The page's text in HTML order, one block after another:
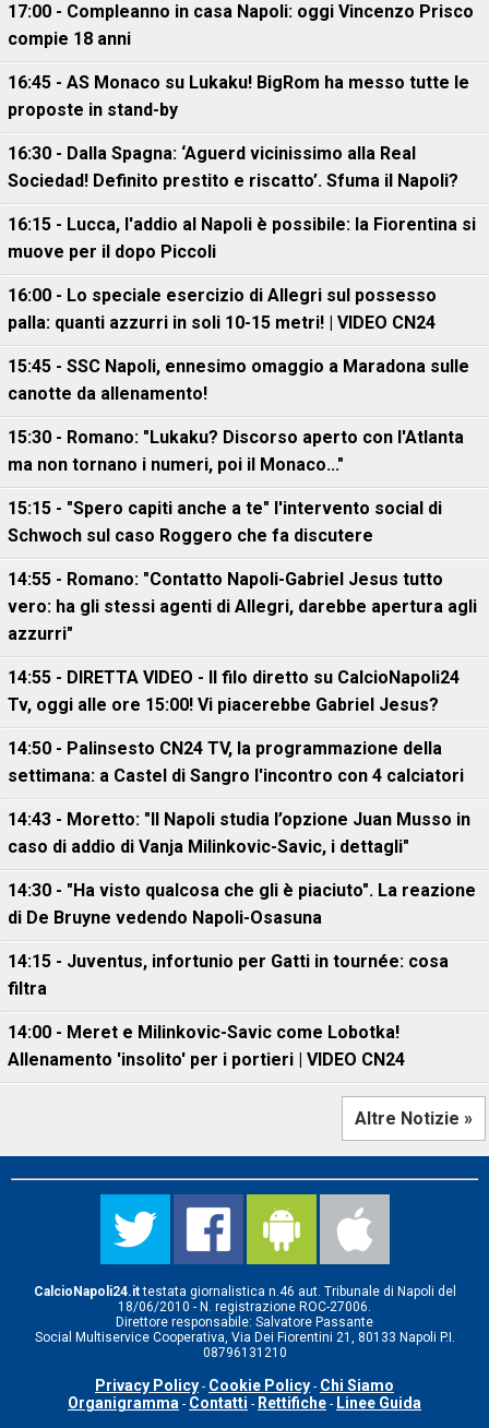
17:00 - Compleanno in casa Napoli: oggi Vincenzo Prisco
compie 18 anni
16:45 - AS Monaco su Lukaku! BigRom ha messo tutte le
proposte in stand-by
16:30 - Dalla Spagna: ‘Aguerd vicinissimo alla Real
Sociedad! Definito prestito e riscatto’. Sfuma il Napoli?
16:15 - Lucca, l'addio al Napoli è possibile: la Fiorentina si
muove per il dopo Piccoli
16:00 - Lo speciale esercizio di Allegri sul possesso
palla: quanti azzurri in soli 10-15 metri! | VIDEO CN24
15:45 - SSC Napoli, ennesimo omaggio a Maradona sulle
canotte da allenamento!
15:30 - Romano: "Lukaku? Discorso aperto con l'Atlanta
ma non tornano i numeri, poi il Monaco..."
15:15 - "Spero capiti anche a te" l'intervento social di
Schwoch sul caso Roggero che fa discutere
14:55 - Romano: "Contatto Napoli-Gabriel Jesus tutto
vero: ha gli stessi agenti di Allegri, darebbe apertura agli
azzurri"
14:55 - DIRETTA VIDEO - Il filo diretto su CalcioNapoli24
Tv, oggi alle ore 15:00! Vi piacerebbe Gabriel Jesus?
14:50 - Palinsesto CN24 TV, la programmazione della
settimana: a Castel di Sangro l'incontro con 4 calciatori
14:43 - Moretto: "Il Napoli studia l’opzione Juan Musso in
caso di addio di Vanja Milinkovic-Savic, i dettagli"
14:30 - "Ha visto qualcosa che gli è piaciuto". La reazione
di De Bruyne vedendo Napoli-Osasuna
14:15 - Juventus, infortunio per Gatti in tournée: cosa
filtra
14:00 - Meret e Milinkovic-Savic come Lobotka!
Allenamento 'insolito' per i portieri | VIDEO CN24
Altre Notizie »
CalcioNapoli24.ittestata giornalistica n.46 aut. Tribunale di Napoli del
18/06/2010 - N. registrazione ROC-27006.
Direttore responsabile: Salvatore Passante
Social Multiservice Cooperativa, Via Dei Fiorentini 21, 80133 Napoli P.I.
08796131210
Privacy Policy - Cookie Policy - Chi Siamo
Organigramma - Contatti - Rettifiche - Linee Guida